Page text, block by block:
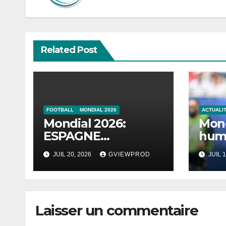
Related Post
FOOTBALL MONDIAL 2026
Mondial 2026:
ESPAGNE
Championne
JUIL 20, 2026 GVIEWPROD JUIL
Laisser un commentaire